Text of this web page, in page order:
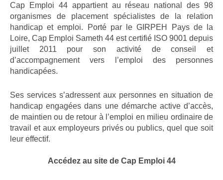
Cap Emploi 44 appartient au réseau national des 98
organismes de placement spécialistes de la relation
handicap et emploi. Porté par le GIRPEH Pays de la
Loire, Cap Emploi Sameth 44 est certifié ISO 9001 depuis
juillet 2011 pour son activité de conseil et
d’accompagnement vers l’emploi des personnes
handicapées.
Ses services s’adressent aux personnes en situation de
handicap engagées dans une démarche active d’accès,
de maintien ou de retour à l’emploi en milieu ordinaire de
travail et aux employeurs privés ou publics, quel que soit
leur effectif.
Accédez au site de Cap Emploi 44